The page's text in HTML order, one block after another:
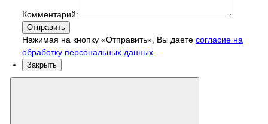
Комментарий:
Отправить
Нажимая на кнопку «Отправить», Вы даете согласие на
обработку персональных данных.
Закрыть